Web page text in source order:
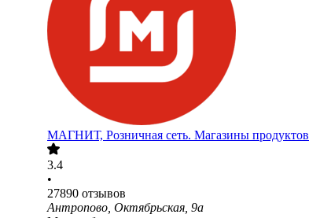
МАГНИТ, Розничная сеть. Магазины продуктов
3.4
•
27890 отзывов
Антропово, Октябрьская, 9а